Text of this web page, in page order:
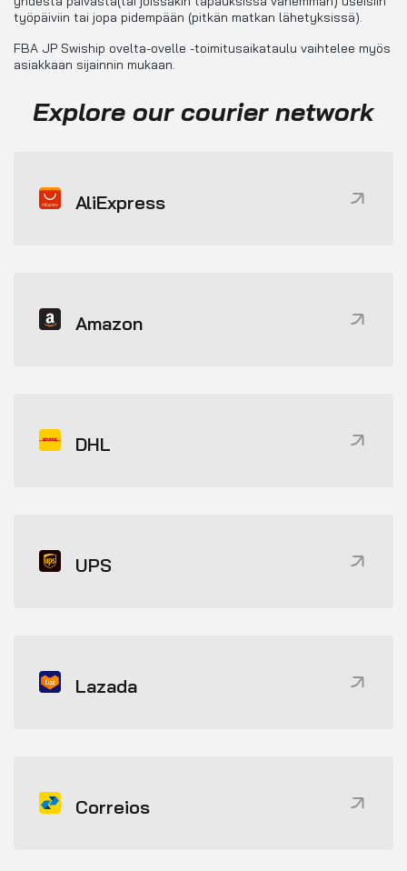
työpäiviin tai jopa pidempään (pitkän matkan lähetyksissä).
FBA JP Swiship ovelta-ovelle -toimitusaikataulu vaihtelee myös
asiakkaan sijainnin mukaan.
Explore our courier network
AliExpress
Amazon
DHL
UPS
Lazada
Correios